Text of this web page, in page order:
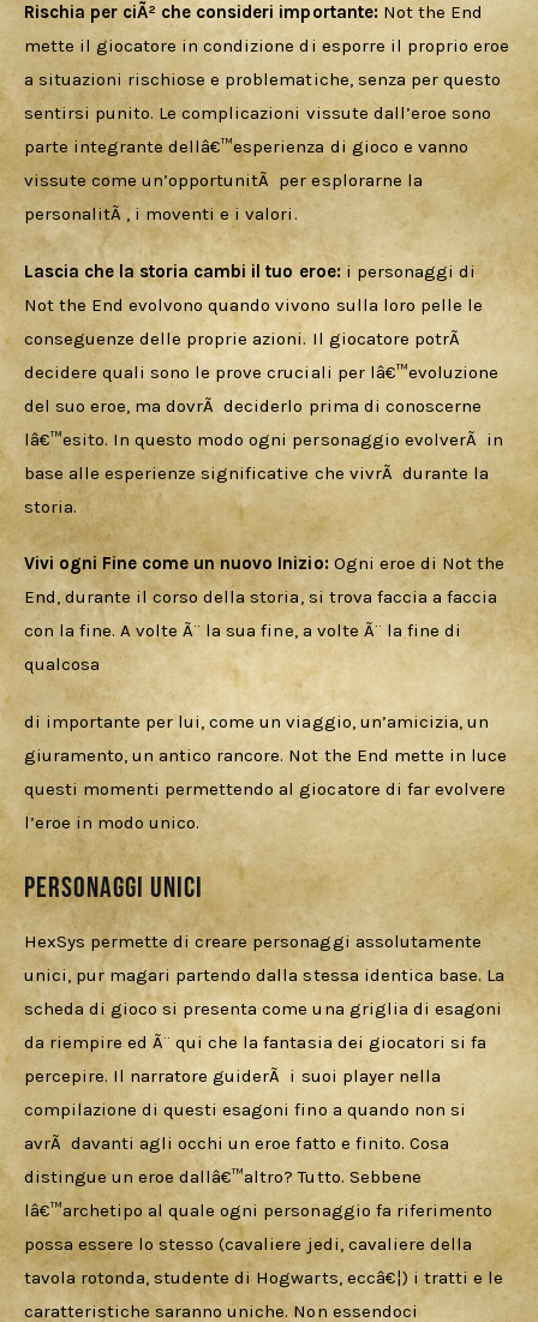
Rischia per ciÃ² che consideri importante: Not the End
mette il giocatore in condizione di esporre il proprio eroe
a situazioni rischiose e problematiche, senza per questo
sentirsi punito. Le complicazioni vissute dall’eroe sono
parte integrante dellâ€™esperienza di gioco e vanno
vissute come un’opportunitÃ  per esplorarne la
personalitÃ , i moventi e i valori.
Lascia che la storia cambi il tuo eroe: i personaggi di
Not the End evolvono quando vivono sulla loro pelle le
conseguenze delle proprie azioni. Il giocatore potrÃ
decidere quali sono le prove cruciali per lâ€™evoluzione
del suo eroe, ma dovrÃ  deciderlo prima di conoscerne
lâ€™esito. In questo modo ogni personaggio evolverÃ  in
base alle esperienze significative che vivrÃ  durante la
storia.
Vivi ogni Fine come un nuovo Inizio: Ogni eroe di Not the
End, durante il corso della storia, si trova faccia a faccia
con la fine. A volte Ã¨ la sua fine, a volte Ã¨ la fine di
qualcosa
di importante per lui, come un viaggio, un’amicizia, un
giuramento, un antico rancore. Not the End mette in luce
questi momenti permettendo al giocatore di far evolvere
l’eroe in modo unico.
Personaggi unici
HexSys permette di creare personaggi assolutamente
unici, pur magari partendo dalla stessa identica base. La
scheda di gioco si presenta come una griglia di esagoni
da riempire ed Ã¨ qui che la fantasia dei giocatori si fa
percepire. Il narratore guiderÃ  i suoi player nella
compilazione di questi esagoni fino a quando non si
avrÃ  davanti agli occhi un eroe fatto e finito. Cosa
distingue un eroe dallâ€™altro? Tutto. Sebbene
lâ€™archetipo al quale ogni personaggio fa riferimento
possa essere lo stesso (cavaliere jedi, cavaliere della
tavola rotonda, studente di Hogwarts, eccâ€¦) i tratti e le
caratteristiche saranno uniche. Non essendoci